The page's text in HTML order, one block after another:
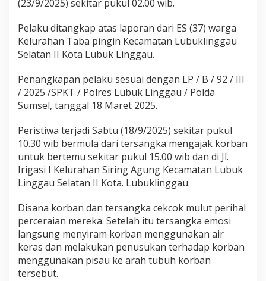
(23/9/2025) sekitar pukul 02.00 wib.
Pelaku ditangkap atas laporan dari ES (37) warga
Kelurahan Taba pingin Kecamatan Lubuklinggau
Selatan II Kota Lubuk Linggau.
Penangkapan pelaku sesuai dengan LP / B / 92 / III
/ 2025 /SPKT / Polres Lubuk Linggau / Polda
Sumsel, tanggal 18 Maret 2025.
Peristiwa terjadi Sabtu (18/9/2025) sekitar pukul
10.30 wib bermula dari tersangka mengajak korban
untuk bertemu sekitar pukul 15.00 wib dan di Jl.
Irigasi I Kelurahan Siring Agung Kecamatan Lubuk
Linggau Selatan II Kota. Lubuklinggau.
Disana korban dan tersangka cekcok mulut perihal
perceraian mereka. Setelah itu tersangka emosi
langsung menyiram korban menggunakan air
keras dan melakukan penusukan terhadap korban
menggunakan pisau ke arah tubuh korban
tersebut.